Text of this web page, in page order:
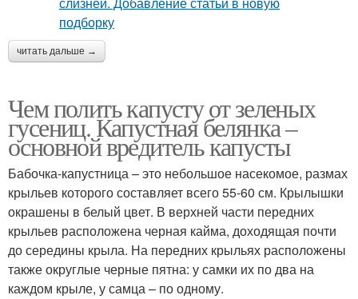
читать дальше →
Чем полить капусту от зеленых
гусениц. Капустная белянка –
основной вредитель капусты
Бабочка-капустница – это небольшое насекомое, размах
крыльев которого составляет всего 55-60 см. Крылышки
окрашены в белый цвет. В верхней части передних
крыльев расположена черная кайма, доходящая почти
до середины крыла. На передних крыльях расположены
также округлые черные пятна: у самки их по два на
каждом крыле, у самца – по одному.